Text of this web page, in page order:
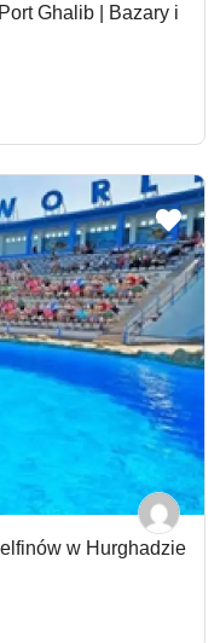
Ghalib | Bazary i
w Hurghadzie